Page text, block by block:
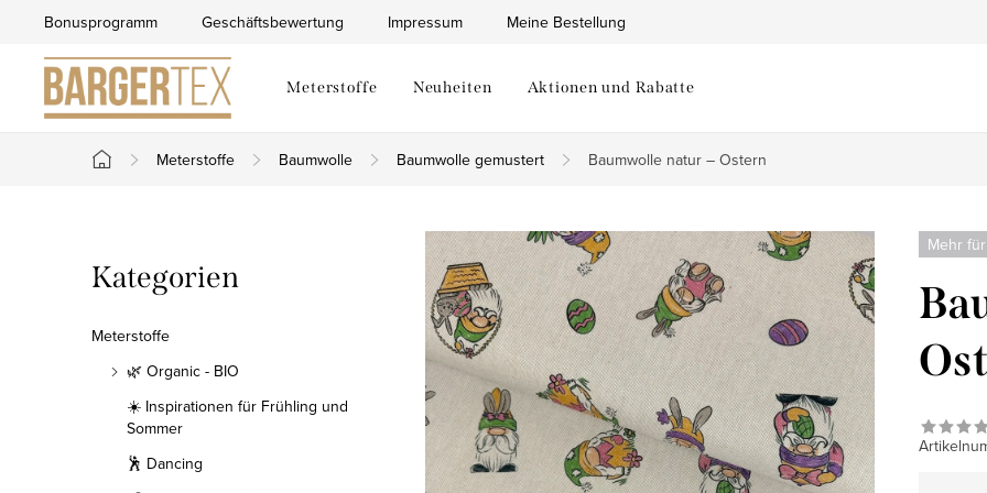
springen
Bonusprogramm Geschäftsbewertung Impressum Meine Bestellung
Meterstoffe Neuheiten Aktionen und Rabatte
Startseite
Meterstoffe Baumwolle Baumwolle gemustert Baumwolle natur – Ostern
e
i
Kategorien
überspringen
Kategorien
Meterstoffe
🌿 Organic - BIO
☀️ Inspirationen für Frühling und
Sommer
🕺 Dancing
Mehr